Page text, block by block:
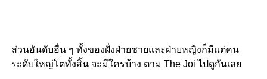
ส่วนอันดับอื่น ๆ ทั้งของฝั่งฝ่ายชายและฝ่ายหญิงก็มีแต่คน
ระดับใหญ่โตทั้งสิ้น จะมีใครบ้าง ตาม The Joi ไปดูกันเลย